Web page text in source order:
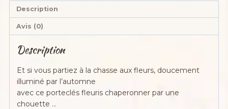
Description
Avis (0)
Description
Et si vous partiez à la chasse aux fleurs, doucement
illuminé par l’automne
avec ce porteclés fleuris chaperonner par une
chouette …